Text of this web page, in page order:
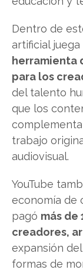
Dentro de
artificial
herramienta
para los
del talento
que los
trabajo
audiovisual.
YouTube
economía de
pagó más de
creadores,
expansión
formas de